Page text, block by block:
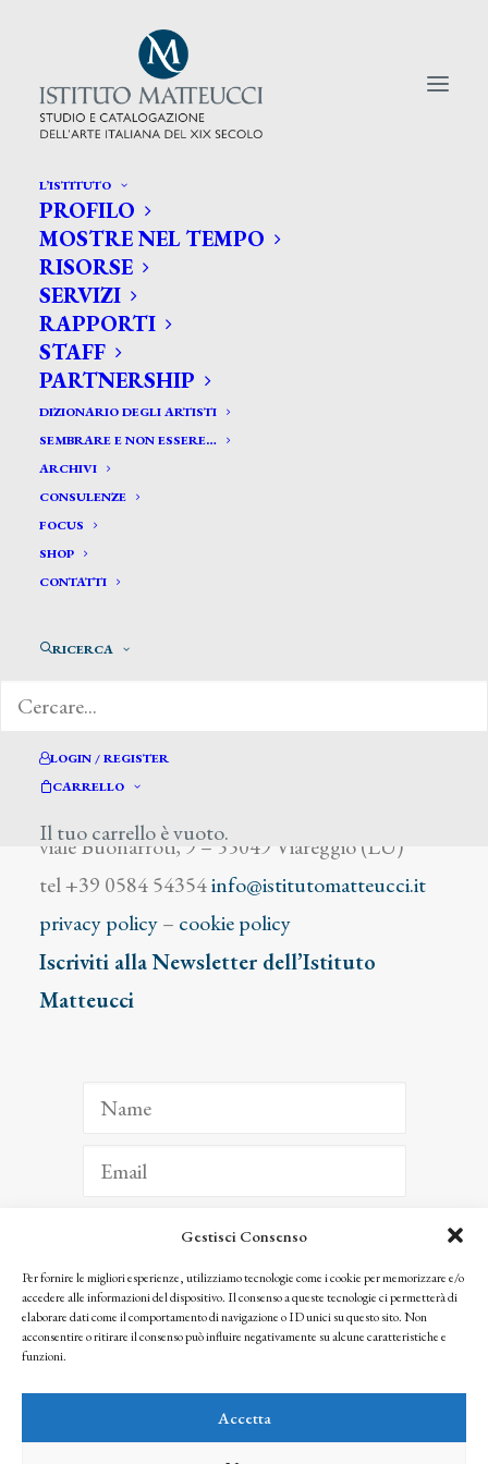
Gestisci Consenso
Per fornire le migliori esperienze, utilizziamo tecnologie come i cookie per memorizzare e/o
accedere alle informazioni del dispositivo. Il consenso a queste tecnologie ci permetterà di
elaborare dati come il comportamento di navigazione o ID unici su questo sito. Non
acconsentire o ritirare il consenso può influire negativamente su alcune caratteristiche e
funzioni.
Accetta
L’ISTITUTO
PROFILO
MOSTRE NEL TEMPO
RISORSE
SERVIZI
RAPPORTI
STAFF
PARTNERSHIP
DIZIONARIO DEGLI ARTISTI
SEMBRARE E NON ESSERE…
ARCHIVI
CONSULENZE
FOCUS
SHOP
CONTATTI
RICERCA
LOGIN / REGISTER
CARRELLO
Il tuo carrello è vuoto.
CERCA TRA GLI ARTISTI:
Search
for:
Agost A.
viale Buonarroti, 9 – 55049 Viareggio (LU)
tel +39 0584 54354info@istitutomatteucci.it
privacy policy– cookie policy
Iscriviti alla Newsletter dell’Istituto
Matteucci
ISCRIVITI
Facendo clic per iscriverti, riconosci che le tue informazioni saranno trattate
seguendo la nostra Privacy Policy
© 2025 Istituto Matteucci. All right reserved
l’autorizzazione scritta dei proprietari dei diritti e dell’Istituto Matteucci